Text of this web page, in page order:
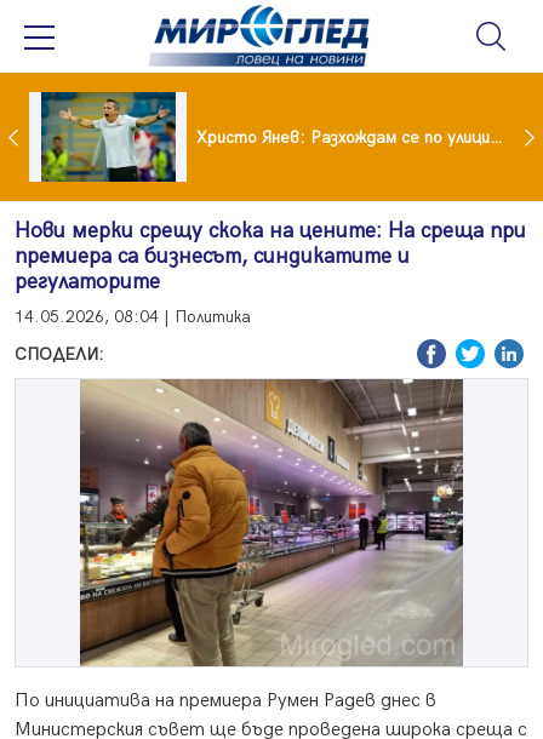
Бум на болките в кръста след отпуските: Летните навици, които ни разболяват Христо Янев: Разхождам се по улиците на София като най-мразения човек в държавата
Нови мерки срещу скока на цените: На среща при
премиера са бизнесът, синдикатите и
регулаторите
14.05.2026, 08:04 | Политика
СПОДЕЛИ:
По инициатива на премиера Румен Радев днес в
Министерския съвет ще бъде проведена широка среща с